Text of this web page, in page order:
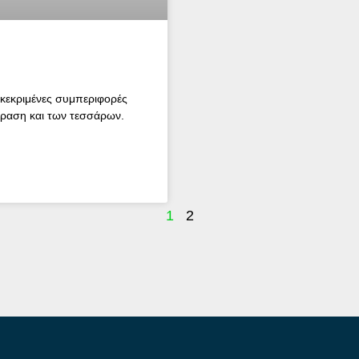
συμπεριφορές
και των τεσσάρων.
1 2